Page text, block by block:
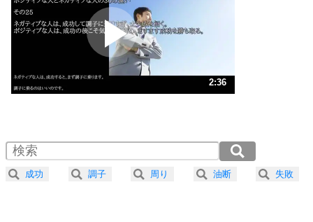
プラス思考
ポジティブになれない原因は、行動しないから。
ポジティブ思考になる30の方法
ストレス対策
人生、なんとかなるもの。
気楽に生きる30の方法
4 器の大きい人は、怒りを優しさで表現する。
プラス思考
2:36
2.0倍速 （307KB 1分18秒）
2.5倍速 （246KB 1分2秒）
3.0倍速 （205KB 52秒）
成功 調子 周り 油断 失敗